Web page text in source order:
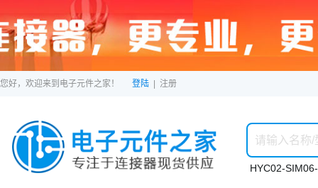
您好，欢迎来到电子元件之家！ 登陆 注册
HYC02-